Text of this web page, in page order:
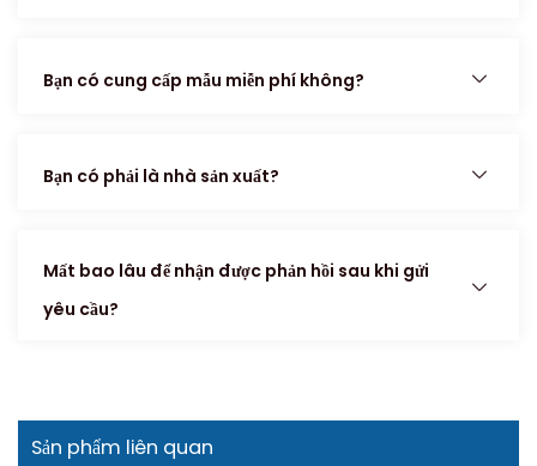
Bạn có cung cấp mẫu miễn phí không?
Bạn có phải là nhà sản xuất?
Mất bao lâu để nhận được phản hồi sau khi gửi
yêu cầu?
Sản phẩm liên quan